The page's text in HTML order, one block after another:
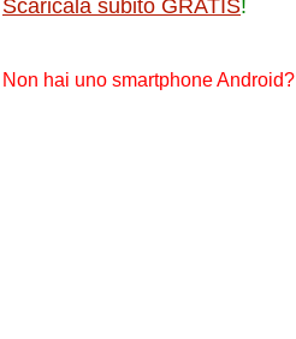
Scaricala subito GRATIS!
Non hai uno smartphone Android?